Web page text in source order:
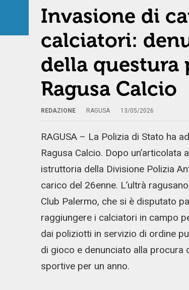
Invasione di
calciatori:
della questura
Ragusa Calcio
REDAZIONE RAGUSA 13/05/2026
RAGUSA – La Polizia di Stato ha
Ragusa Calcio. Dopo
istruttoria della Divisione Polizia
carico del 26enne. L’ultrà
Club Palermo, che si è disputato
raggiungere i calciatori in campo
dai poliziotti in servizio di ordine
di gioco e denunciato alla procura
sportive per un anno.